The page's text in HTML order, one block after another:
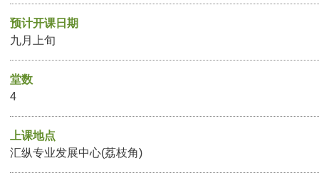
预计开课日期
九月上旬
堂数
4
上课地点
汇纵专业发展中心(荔枝角)